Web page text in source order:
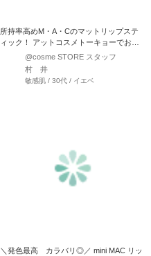
所持率高めM・A・Cのマットリップステ
ィック！ アットコスメトーキョーでお問
い合わせの多い …
@cosme STORE スタッフ
村 井
敏感肌 / 30代 / イエベ
＼発色最高 カラバリ◎／ mini MAC リッ